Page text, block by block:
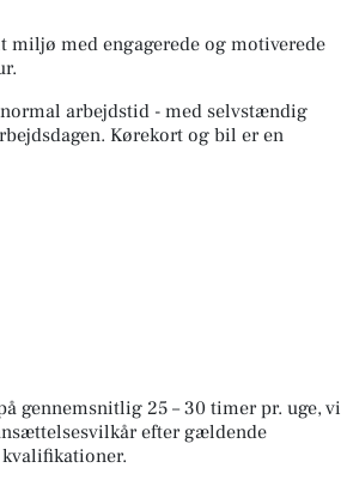
miljø med engagerede og motiverede
arbejdstid - med selvstændig
Kørekort og bil er en
gennemsnitlig 25 – 30 timer pr. uge, vi
efter gældende